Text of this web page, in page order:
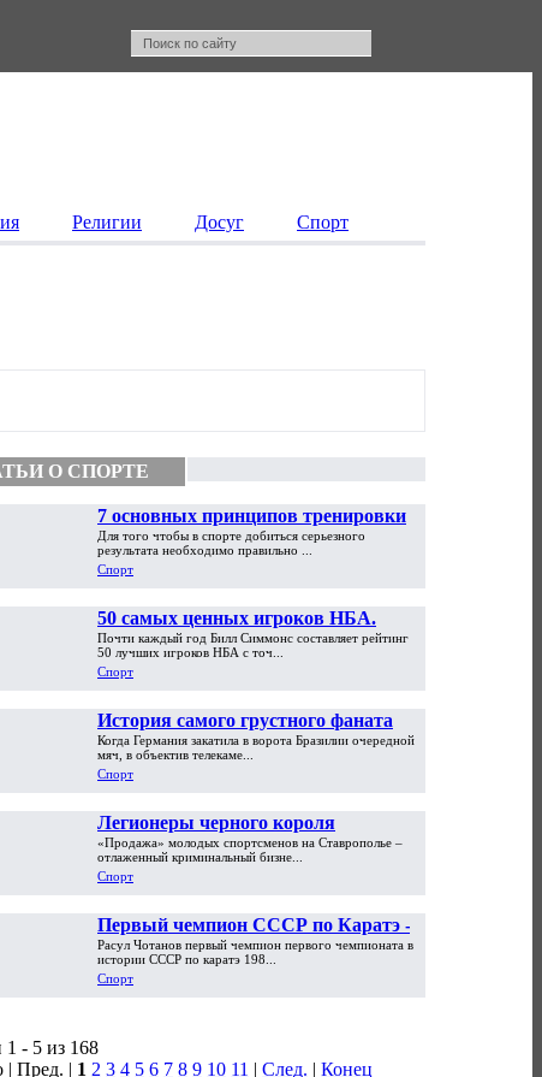
Религии Досуг Спорт
О СПОРТЕ
7 основных принципов тренировки
Для того чтобы в спорте добиться серьезного
результата необходимо правильно ...
Спорт
50 самых ценных игроков НБА.
Часть первая
Почти каждый год Билл Симмонс составляет рейтинг
50 лучших игроков НБА с точ...
Спорт
История самого грустного фаната
мира. «На ЧМ-2002 я обменял
машину на PlayStation»
Когда Германия закатила в ворота Бразилии очередной
мяч, в объектив телекаме...
Спорт
Легионеры черного короля
«Продажа» молодых спортсменов на Ставрополье –
отлаженный криминальный бизне...
Спорт
Первый чемпион СССР по Каратэ -
Расул Чотанов
Расул Чотанов первый чемпион первого чемпионата в
истории СССР по каратэ 198...
Спорт
1 - 5 из 168
| Пред. | 1 2 3 4 5 6 7 8 9 10 11 | След. | Конец